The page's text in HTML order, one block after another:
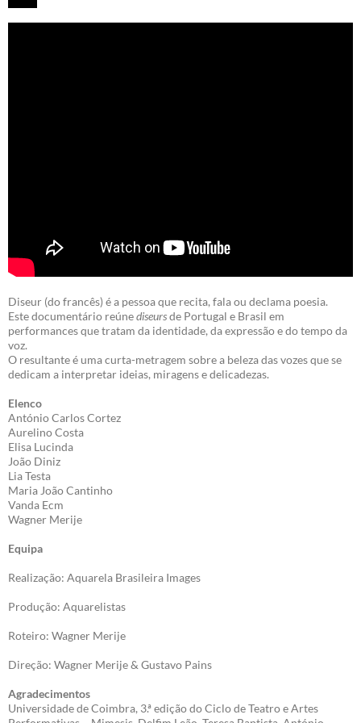
Diseur (do francês) é a pessoa que recita, fala ou declama poesia.
Este documentário reúnediseursde Portugal e Brasil em
performances que tratam da identidade, da expressão e do tempo da
voz.
O resultante é uma curta-metragem sobre a beleza das vozes que se
dedicam a interpretar ideias, miragens e delicadezas.
Elenco
António Carlos Cortez
Aurelino Costa
Elisa Lucinda
João Diniz
Lia Testa
Maria João Cantinho
Vanda Ecm
Wagner Merije
Equipa
Realização: Aquarela Brasileira Images
Produção: Aquarelistas
Roteiro: Wagner Merije
Direção: Wagner Merije & Gustavo Pains
Agradecimentos
Universidade de Coimbra, 3.ª edição do Ciclo de Teatro e Artes